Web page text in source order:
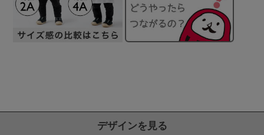
デザインを見る